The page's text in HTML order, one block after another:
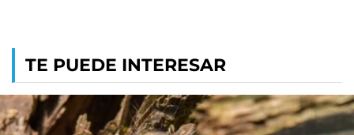
TE PUEDE INTERESAR